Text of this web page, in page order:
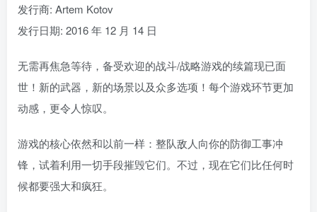
发行商: Artem Kotov
发行日期: 2016 年 12 月 14 日
无需再焦急等待，备受欢迎的战斗/战略游戏的续篇现已面
世！新的武器，新的场景以及众多选项！每个游戏环节更加
动感，更令人惊叹。
游戏的核心依然和以前一样：整队敌人向你的防御工事冲
锋，试着利用一切手段摧毁它们。不过，现在它们比任何时
候都要强大和疯狂。